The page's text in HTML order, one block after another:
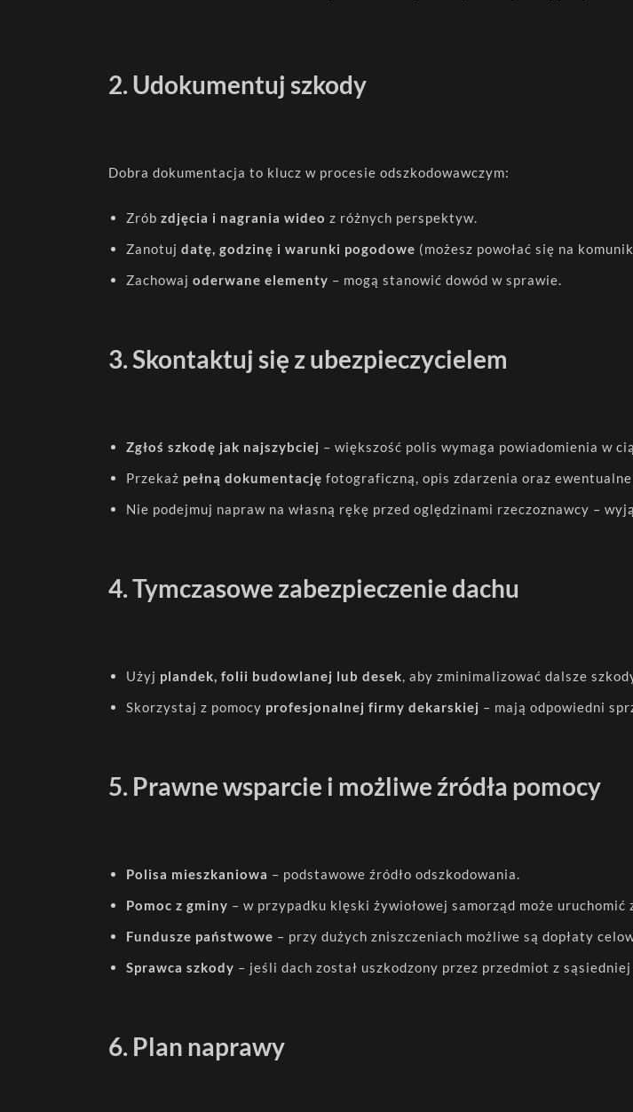
2. Udokumentuj szkody
Dobra dokumentacja to klucz w procesie odszkodowawczym:
Zrób zdjęcia i nagrania wideo z różnych perspektyw.
Zanotuj datę, godzinę i warunki pogodowe (możesz powołać się na
Zachowaj oderwane elementy – mogą stanowić dowód w sprawie.
3. Skontaktuj się z ubezpieczycielem
Zgłoś szkodę jak najszybciej – większość polis wymaga powiadomienia w
Przekaż pełną dokumentację fotograficzną, opis zdarzenia oraz
Nie podejmuj napraw na własną rękę przed oględzinami rzeczoznawcy –
4. Tymczasowe zabezpieczenie dachu
Użyj plandek, folii budowlanej lub desek, aby zminimalizować dalsze
Skorzystaj z pomocy profesjonalnej firmy dekarskiej – mają odpowiedni
5. Prawne wsparcie i możliwe źródła pomocy
Polisa mieszkaniowa – podstawowe źródło odszkodowania.
Pomoc z gminy – w przypadku klęski żywiołowej samorząd może uruchomić
Fundusze państwowe – przy dużych zniszczeniach możliwe są dopłaty
Sprawca szkody – jeśli dach został uszkodzony przez przedmiot z
6. Plan naprawy